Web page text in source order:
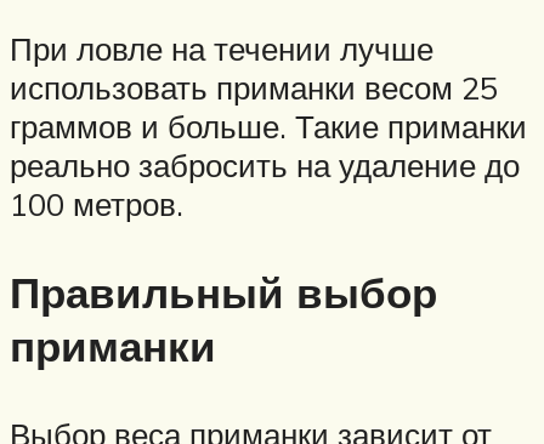
При ловле на течении лучше
использовать приманки весом 25
граммов и больше. Такие приманки
реально забросить на удаление до
100 метров.
Правильный выбор
приманки
Выбор веса приманки зависит от